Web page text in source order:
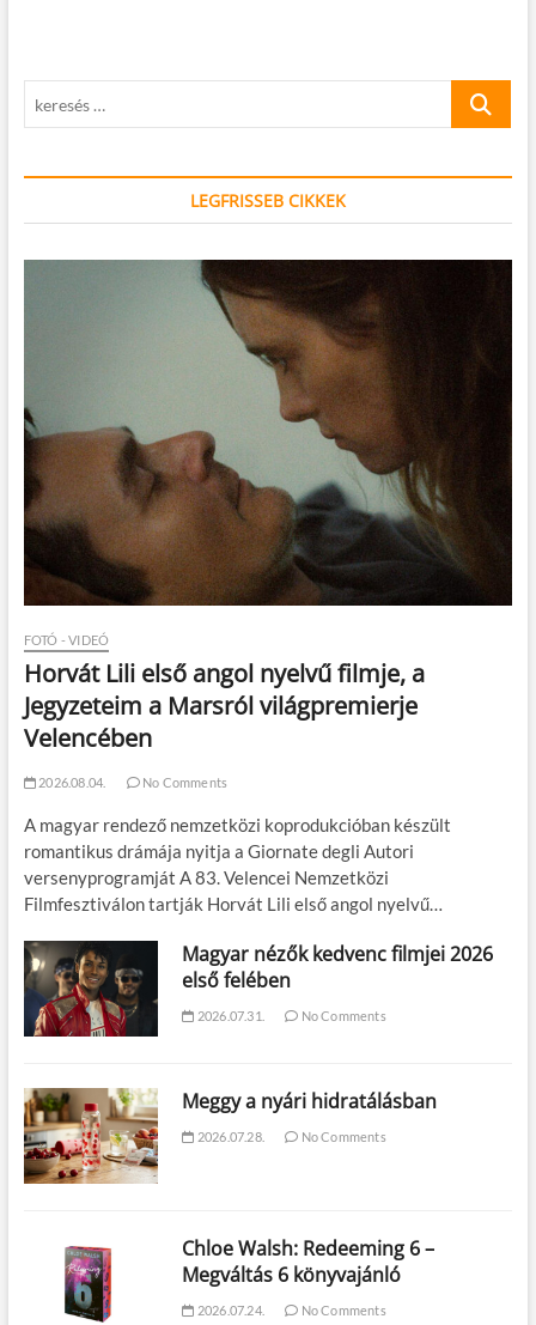
keresés
LEGFRISSEB CIKKEK
FOTÓ - VIDEÓ
Horvát Lili első angol nyelvű filmje, a
Jegyzeteim a Marsról világpremierje
Velencében
2026.08.04. No Comments
A magyar rendező nemzetközi koprodukcióban készült
romantikus drámája nyitja a Giornate degli Autori
versenyprogramját A 83. Velencei Nemzetközi
Filmfesztiválon tartják Horvát Lili első angol nyelvű…
Magyar nézők kedvenc filmjei 2026
első felében
2026.07.31. No Comments
Meggy a nyári hidratálásban
2026.07.28. No Comments
Chloe Walsh: Redeeming 6 –
Megváltás 6 könyvajánló
2026.07.24. No Comments